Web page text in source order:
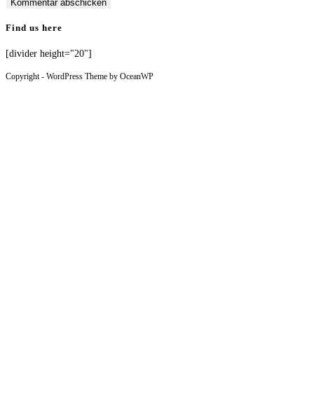
Find us here
[divider height="20"]
Copyright - WordPress Theme by OceanWP